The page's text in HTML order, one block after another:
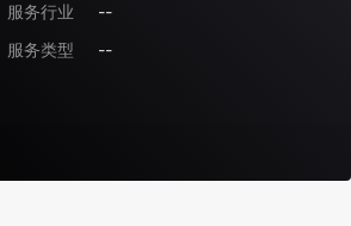
服务行业
--
服务类型
--